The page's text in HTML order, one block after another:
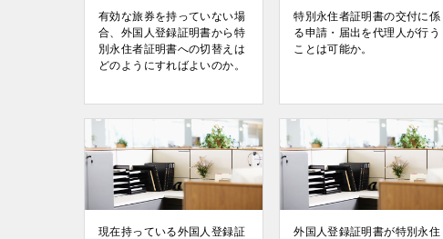
有効な旅券を持っていない場
合、外国人登録証明書から特
別永住者証明書への切替えは
どのようにすればよいのか。
特別永住者証明書の交付に係
る申請・届出を代理人が行う
ことは可能か。
現在持っている外国人登録証
外国人登録証明書が特別永住